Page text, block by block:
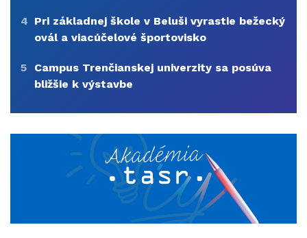
4 Pri základnej škole v Beluši vyrastie bežecký
ovál a viacúčelové športovisko
5
Campus Trenčianskej univerzity sa posúva
bližšie k výstavbe